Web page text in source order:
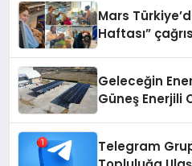
Mars
Haftası”
Geleceğin
Güneş Enerjili
Telegram